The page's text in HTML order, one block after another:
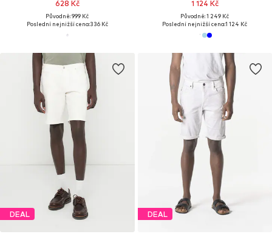
628 Kč
Původně: 999 Kč
Poslední nejnižší cena:336 Kč
1 124 Kč
Původně: 1 249 Kč
Poslední nejnižší cena:1 124 Kč
DEAL DEAL